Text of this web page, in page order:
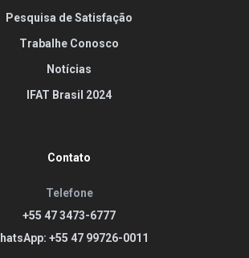
Pesquisa de Satisfação
Trabalhe Conosco
Notícias
IFAT Brasil 2024
Contato
Telefone
+55 47 3473-6777
+55 47 99726-0011